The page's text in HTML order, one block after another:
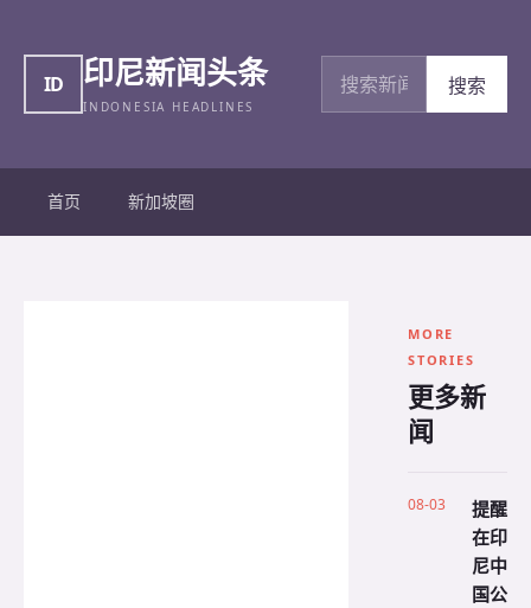
ID 印尼新闻头条
INDONESIA HEADLINES
搜索新闻
搜索
首页 新加坡圈
MORE
STORIES
更多新
闻
08-03
提醒
在印
尼中
国公